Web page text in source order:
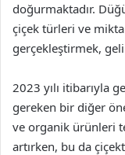
doğurmaktadır.
çiçek türleri ve
gerçekleştirmek,
2023 yılı itibarıyla
gereken bir diğer
ve organik ürünleri
artırken, bu da